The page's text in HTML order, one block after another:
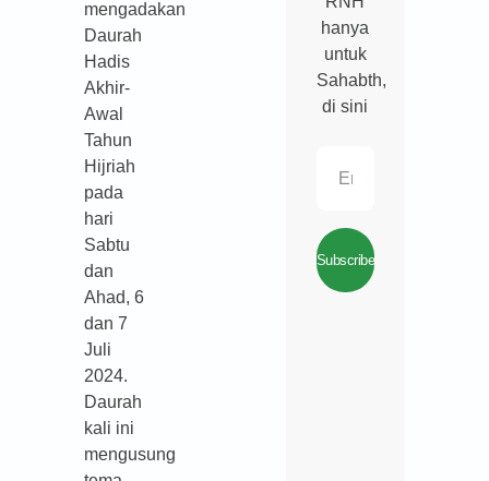
mengadakan
Daurah
Hadis
Akhir-
Awal
Tahun
Hijriah
pada
hari
Sabtu
dan
Ahad, 6
dan 7
Juli
2024.
Daurah
kali ini
mengusung
hanya
untuk
Sahabth,
di sini
Subscribe